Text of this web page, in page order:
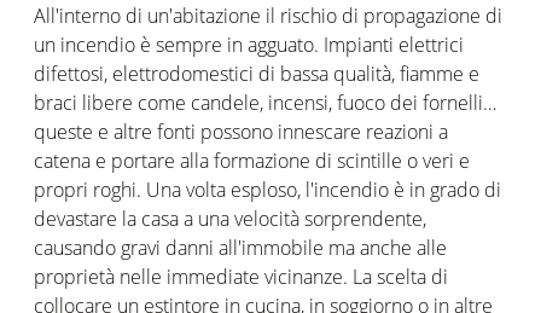
All'interno di un'abitazione il rischio di propagazione di
un incendio è sempre in agguato. Impianti elettrici
difettosi, elettrodomestici di bassa qualità, fiamme e
braci libere come candele, incensi, fuoco dei fornelli…
queste e altre fonti possono innescare reazioni a
catena e portare alla formazione di scintille o veri e
propri roghi. Una volta esploso, l'incendio è in grado di
devastare la casa a una velocità sorprendente,
causando gravi danni all'immobile ma anche alle
proprietà nelle immediate vicinanze. La scelta di
collocare un estintore in cucina, in soggiorno o in altre